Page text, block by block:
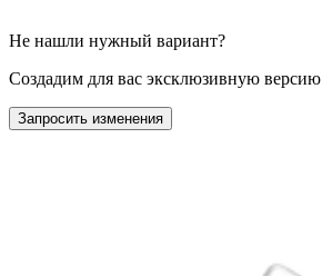
Не нашли нужный вариант?
Создадим для вас эксклюзивную версию
Запросить изменения